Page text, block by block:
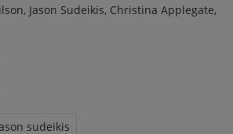
Jason Sudeikis, Christina Applegate,
sudeikis